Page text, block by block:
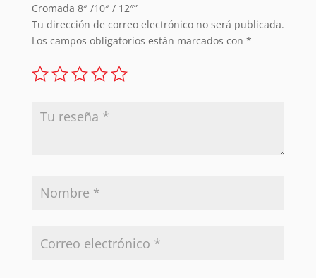
Cromada 8″ /10″ / 12″”
Tu dirección de correo electrónico no será publicada.
Los campos obligatorios están marcados con *